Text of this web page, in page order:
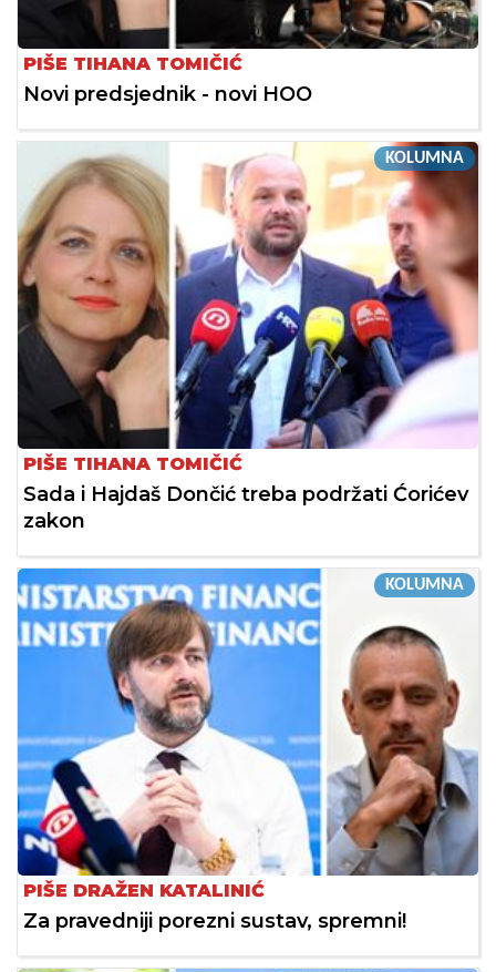
PIŠE TIHANA TOMIČIĆ
Novi predsjednik - novi HOO
KOLUMNA
PIŠE TIHANA TOMIČIĆ
Sada i Hajdaš Dončić treba podržati Ćorićev
zakon
KOLUMNA
PIŠE DRAŽEN KATALINIĆ
Za pravedniji porezni sustav, spremni!